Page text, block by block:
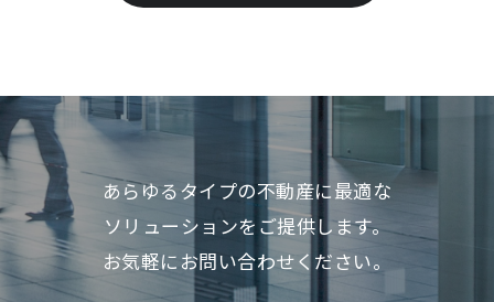
あらゆるタイプの不動産に最適な
ソリューションをご提供します。
お気軽にお問い合わせください。